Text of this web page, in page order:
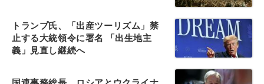
トランプ氏、「出産ツーリズム」禁
止する大統領令に署名 「出生地主
義」見直し継続へ